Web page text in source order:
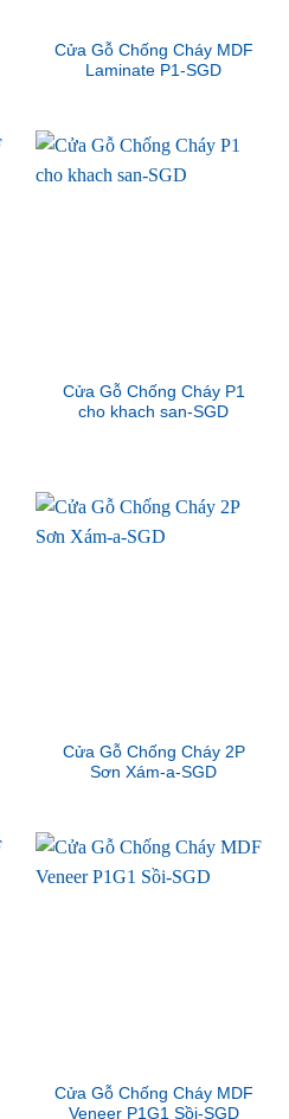
Cửa Gỗ Chống Cháy MDF
Laminate P1-SGD
Cửa Gỗ Chống Cháy P1
cho khach san-SGD
Cửa Gỗ Chống Cháy 2P
Sơn Xám-a-SGD
Cửa Gỗ Chống Cháy MDF
Veneer P1G1 Sồi-SGD